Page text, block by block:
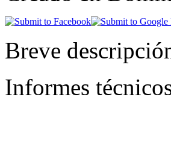
Breve
Informes